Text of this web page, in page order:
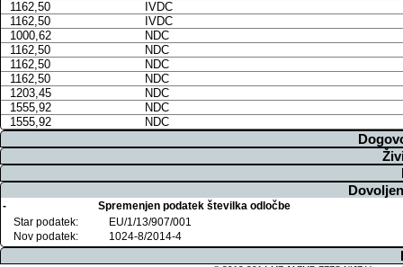
1162,50
IVDC
1162,50
IVDC
1000,62
NDC
1162,50
NDC
1162,50
NDC
1162,50
NDC
1203,45
NDC
1555,92
NDC
1555,92
NDC
-
Spremenjen podatek številka odločbe
Star podatek:
EU/1/13/907/001
Nov podatek:
1024-8/2014-4